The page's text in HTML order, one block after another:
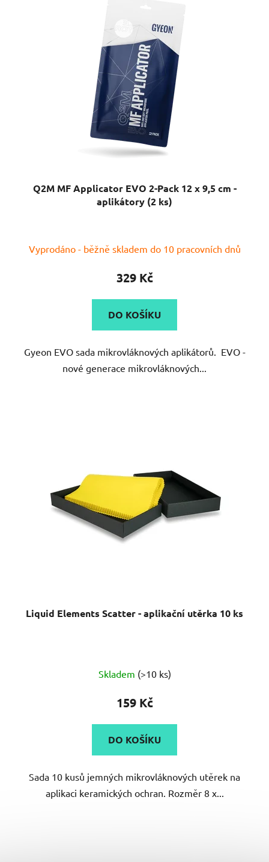
Q2M MF Applicator EVO 2-Pack 12 x 9,5 cm -
aplikátory (2 ks)
Vyprodáno - běžně skladem do 10 pracovních dnů
329 Kč
DO KOŠÍKU
Gyeon EVO sada mikrovláknových aplikátorů. EVO -
nové generace mikrovláknových...
Liquid Elements Scatter - aplikační utěrka 10 ks
Skladem (>10 ks)
159 Kč
DO KOŠÍKU
Sada 10 kusů jemných mikrovláknových utěrek na
aplikaci keramických ochran. Rozměr 8 x...